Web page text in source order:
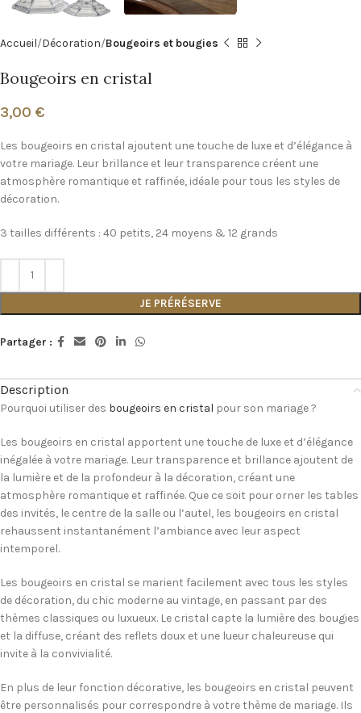
Accueil Décoration Bougeoirs et bougies
Bougeoirs en cristal
3,00 €
Les bougeoirs en cristal ajoutent une touche de luxe et d’élégance à
votre mariage. Leur brillance et leur transparence créent une
atmosphère romantique et raffinée, idéale pour tous les styles de
décoration.
3 tailles différents : 40 petits, 24 moyens & 12 grands
JE PRÉRÉSERVE
Partager :
Description
Pourquoi utiliser des bougeoirs en cristal pour son mariage ?
Les bougeoirs en cristal apportent une touche de luxe et d’élégance
inégalée à votre mariage. Leur transparence et brillance ajoutent de
la lumière et de la profondeur à la décoration, créant une
atmosphère romantique et raffinée. Que ce soit pour orner les tables
des invités, le centre de la salle ou l’autel, les bougeoirs en cristal
rehaussent instantanément l’ambiance avec leur aspect
intemporel.
Les bougeoirs en cristal se marient facilement avec tous les styles
de décoration, du chic moderne au vintage, en passant par des
thèmes classiques ou luxueux. Le cristal capte la lumière des bougies
et la diffuse, créant des reflets doux et une lueur chaleureuse qui
invite à la convivialité.
En plus de leur fonction décorative, les bougeoirs en cristal peuvent
être personnalisés pour correspondre à votre thème de mariage. Ils